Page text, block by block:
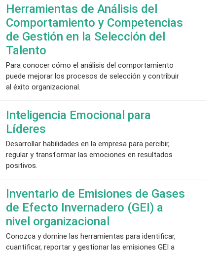
Herramientas de Análisis del
Comportamiento y Competencias
de Gestión en la Selección del
Talento
Para conocer cómo el análisis del comportamiento
puede mejorar los procesos de selección y contribuir
al éxito organizacional.
Inteligencia Emocional para
Líderes
Desarrollar habilidades en la empresa para percibir,
regular y transformar las emociones en resultados
positivos.
Inventario de Emisiones de Gases
de Efecto Invernadero (GEI) a
nivel organizacional
Conozca y domine las herramientas para identificar,
cuantificar, reportar y gestionar las emisiones GEI a